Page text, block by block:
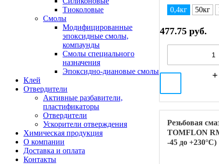
Тиоколовые
Смолы
Модифицированные
эпоксидные смолы,
компаунды
Смолы специального
назначения
Эпоксидно-диановые смолы
Клей
Отвердители
Активные разбавители,
пластификаторы
Отвердители
Ускорители отверждения
Химическая продукция
О компании
Доставка и оплата
Контакты
0,4кг 50кг
477.75 руб.
Резьбовая
TOMFLON
-45 до +230°C)